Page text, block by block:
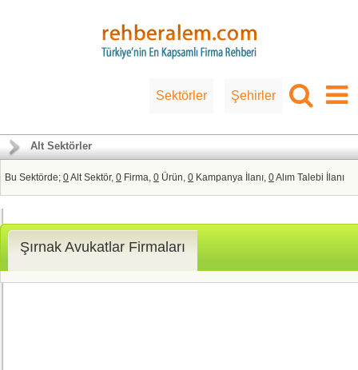
Sektörler Şehirler
Alt Sektörler
Bu Sektörde; 0Alt Sektör, 0 Firma, 0 Ürün, 0 Kampanya İlanı, 0Alım Talebi İlanı
Şırnak Avukatlar Firmaları